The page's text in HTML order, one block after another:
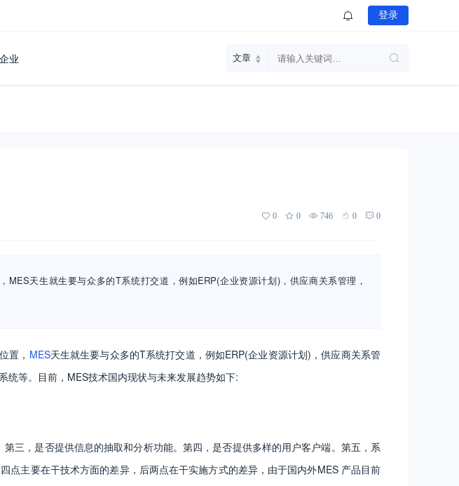
登录
业
0 0 746 0 0
天生就生要与众多的T系统打交道，例如ERP(企业资源计划)，供应商关系管理，
置， MES天生就生要与众多的T系统打交道，例如ERP(企业资源计划)，供应商关系管
等。目前，MES技术国内现状与未来发展趋势如下:
三，是否提供信息的抽取和分析功能。第四，是否提供多样的用户客户端。第五，系
主要在干技术方面的差异，后两点在干实施方式的差异，由于国内外MES 产品目前